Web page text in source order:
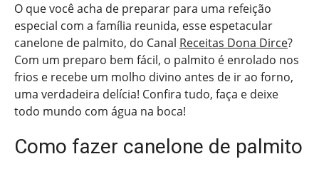
O que você acha de preparar para uma refeição
especial com a família reunida, esse espetacular
canelone de palmito, do Canal Receitas Dona Dirce?
Com um preparo bem fácil, o palmito é enrolado nos
frios e recebe um molho divino antes de ir ao forno,
uma verdadeira delícia! Confira tudo, faça e deixe
todo mundo com água na boca!
Como fazer canelone de palmito